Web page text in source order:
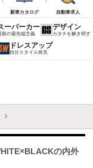
新車カタログ 自動車求人
ーパーカー
新の最先端主義
デザイン
カタチを解き明す
ドレスアップ
自分スタイル発見
の内外